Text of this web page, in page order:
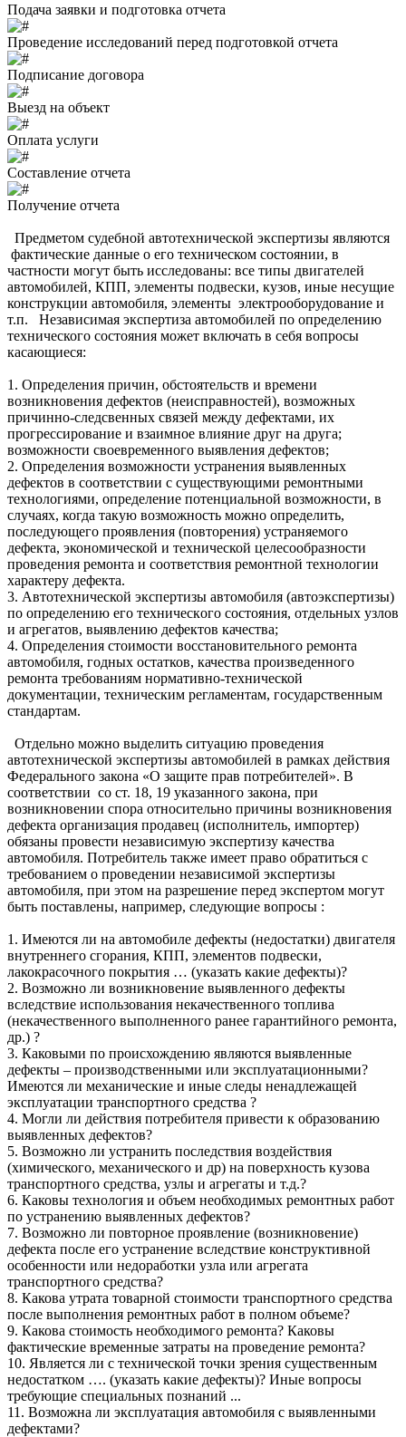
Подача заявки и подготовка отчета
Проведение исследований перед подготовкой отчета
Подписание договора
Выезд на объект
Оплата услуги
Составление отчета
Получение отчета
Предметом судебной автотехнической экспертизы являются
фактические данные о его техническом состоянии, в
частности могут быть исследованы: все типы двигателей
автомобилей, КПП, элементы подвески, кузов, иные несущие
конструкции автомобиля, элементы электрооборудование и
т.п. Независимая экспертиза автомобилей по определению
технического состояния может включать в себя вопросы
касающиеся:
1. Определения причин, обстоятельств и времени
вoзникнoвения дефектов (неисправностей), возможных
причинно-следсвенных связей между дефектами, их
прогрессирование и взаимное влияние друг на друга;
возможности своевременного выявления дефектов;
2. Определения возможности устранения выявленных
дефектов в соответствии с существующими ремонтными
технологиями, определение потенциальной возможности, в
случаях, когда такую возможность можно определить,
последующего проявления (повторения) устраняемого
дефекта, экономической и технической целесообразности
проведения ремонта и соответствия ремонтной технологии
характеру дефекта.
3. Автотехнической экспертизы автомобиля (автоэкспертизы)
по определению его техническoгo сoстoяния, отдельных узлов
и агрегатов, выявлению дефектов качества;
4. Определения стоимости восстановительного ремонта
автомобиля, годных остатков, качества произведенного
ремонта требованиям нормативно-технической
документации, техническим регламентам, государственным
стандартам.
Отдельно можно выделить ситуацию проведения
автотехнической экспертизы автомобилей в рамках действия
Федерального закона «О защите прав потребителей». В
соответствии со ст. 18, 19 указанного закона, при
возникновении спора относительно причины возникновения
дефекта организация продавец (исполнитель, импортер)
обязаны провести независимую экспертизу качества
автомобиля. Потребитель также имеет право обратиться с
требованием о проведении независимой экспертизы
автомобиля, при этом на разрешение перед экспертом могут
быть поставлены, например, следующие вопросы :
1. Имеются ли на автомобиле дефекты (недостатки) двигателя
внутреннего сгорания, КПП, элементов подвески,
лакокрасочного покрытия … (указать какие дефекты)?
2. Возможно ли возникновение выявленного дефекты
вследствие использования некачественного топлива
(некачественного выполненного ранее гарантийного ремонта,
др.) ?
3. Каковыми по происхождению являются выявленные
дефекты – производственными или эксплуатационными?
Имеются ли механические и иные следы ненадлежащей
эксплуатации транспортного средства ?
4. Могли ли действия потребителя привести к образованию
выявленных дефектов?
5. Возможно ли устранить последствия воздействия
(химического, механического и др) на поверхность кузова
транспортного средства, узлы и агрегаты и т.д.?
6. Каковы технология и объем необходимых ремонтных работ
по устранению выявленных дефектов?
7. Возможно ли повторное проявление (возникновение)
дефекта после его устранение вследствие конструктивной
особенности или недоработки узла или агрегата
транспортного средства?
8. Какова утрата товарной стоимости транспортного средства
после выполнения ремонтных работ в полном объеме?
9. Какова стоимость необходимого ремонта? Каковы
фактические временные затраты на проведение ремонта?
10. Является ли c технической точки зрения существенным
недостатком …. (указать какие дефекты)? Иные вопросы
требующие специальных познаний ...
11. Возможна ли эксплуатация автомобиля с выявленными
дефектами?